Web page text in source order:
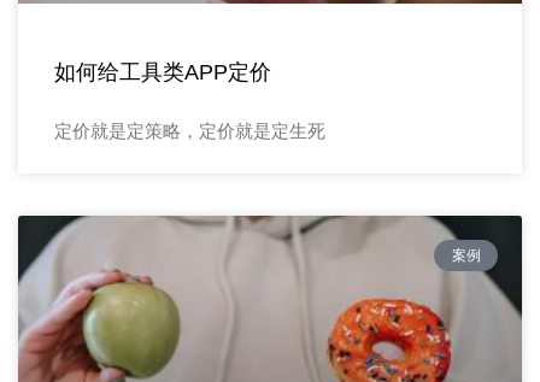
如何给工具类APP定价
定价就是定策略，定价就是定生死
案例